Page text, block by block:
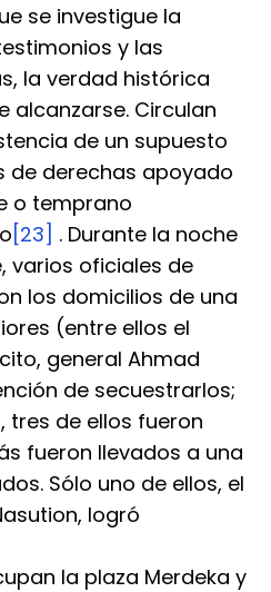
se investigue la
y las
la verdad histórica
alcanzarse. Circulan
de un supuesto
de derechas apoyado
o temprano
[23] . Durante la noche
varios oficiales de
los domicilios de una
(entre ellos el
general Ahmad
de secuestrarlos;
tres de ellos fueron
fueron llevados a una
Sólo uno de ellos, el
logró
la plaza Merdeka y